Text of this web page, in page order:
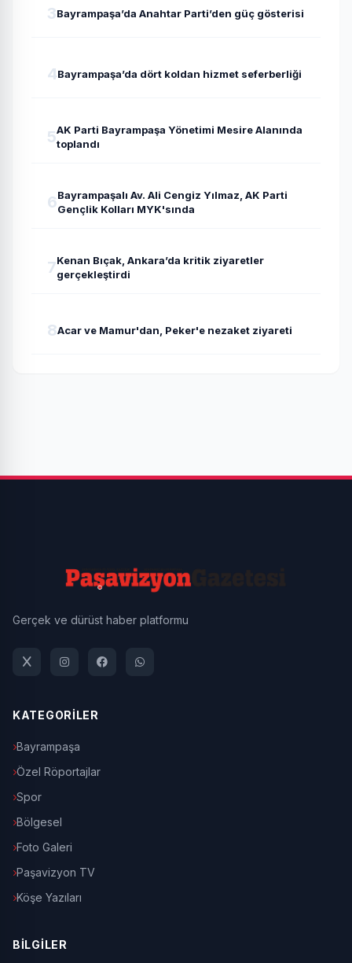
3Bayrampaşa’da Anahtar Parti’den güç gösterisi
4Bayrampaşa’da dört koldan hizmet seferberliği
5AK Parti Bayrampaşa Yönetimi Mesire Alanında
toplandı
6Bayrampaşalı Av. Ali Cengiz Yılmaz, AK Parti
Gençlik Kolları MYK'sında
7Kenan Bıçak, Ankara’da kritik ziyaretler
gerçekleştirdi
8Acar ve Mamur'dan, Peker'e nezaket ziyareti
Gerçek ve dürüst haber platformu
KATEGORİLER
Bayrampaşa
Özel Röportajlar
Spor
Bölgesel
Foto Galeri
Paşavizyon TV
Köşe Yazıları
BİLGİLER